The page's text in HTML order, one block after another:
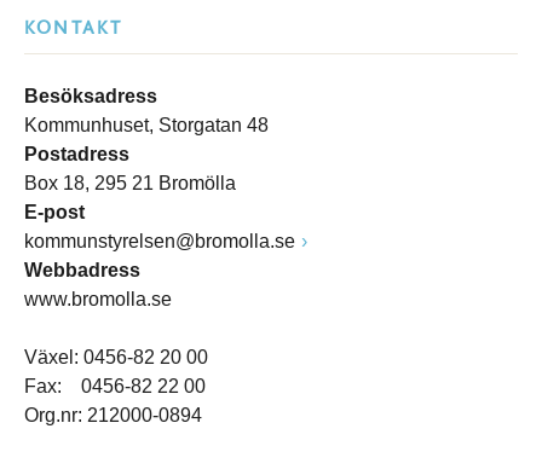
KONTAKT
Besöksadress
Kommunhuset, Storgatan 48
Postadress
Box 18, 295 21 Bromölla
E-post
kommunstyrelsen@bromolla.se
Webbadress
www.bromolla.se
Växel: 0456-82 20 00
Fax: 0456-82 22 00
Org.nr: 212000-0894